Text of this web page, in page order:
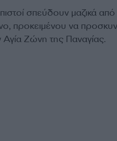
σπεύδουν μαζικά
προκειμένου να
Αγία Ζώνη της Παναγίας.